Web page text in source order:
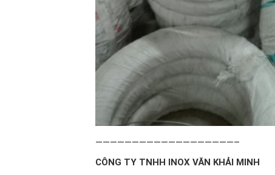
———————————————————–
CÔNG TY TNHH INOX VĂN KHẢI MINH